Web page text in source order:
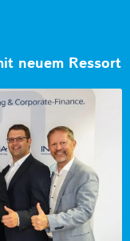
neuem Ressort